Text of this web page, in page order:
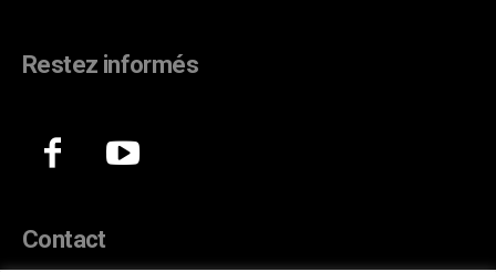
Restez informés
Contact